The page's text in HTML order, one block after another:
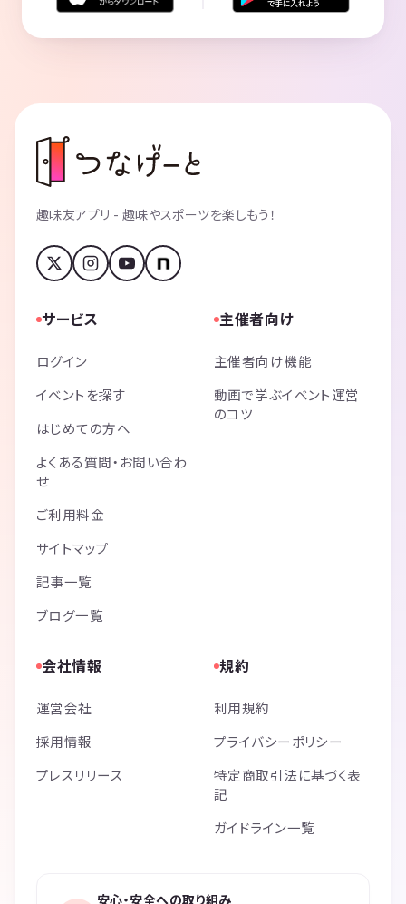
趣味友アプリ - 趣味やスポーツを楽しもう！
サービス
ログイン
イベントを探す
はじめての方へ
よくある質問・お問い合わ
せ
ご利用料金
サイトマップ
記事一覧
ブログ一覧
主催者向け
主催者向け機能
動画で学ぶイベント運営
のコツ
会社情報
運営会社
採用情報
プレスリリース
規約
利用規約
プライバシーポリシー
特定商取引法に基づく表
記
ガイドライン一覧
安心・安全への取り組み